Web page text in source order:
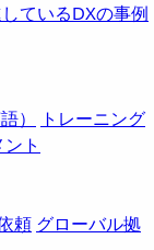
ているDXの事例
）
トレーニング
ント
頼 グローバル拠